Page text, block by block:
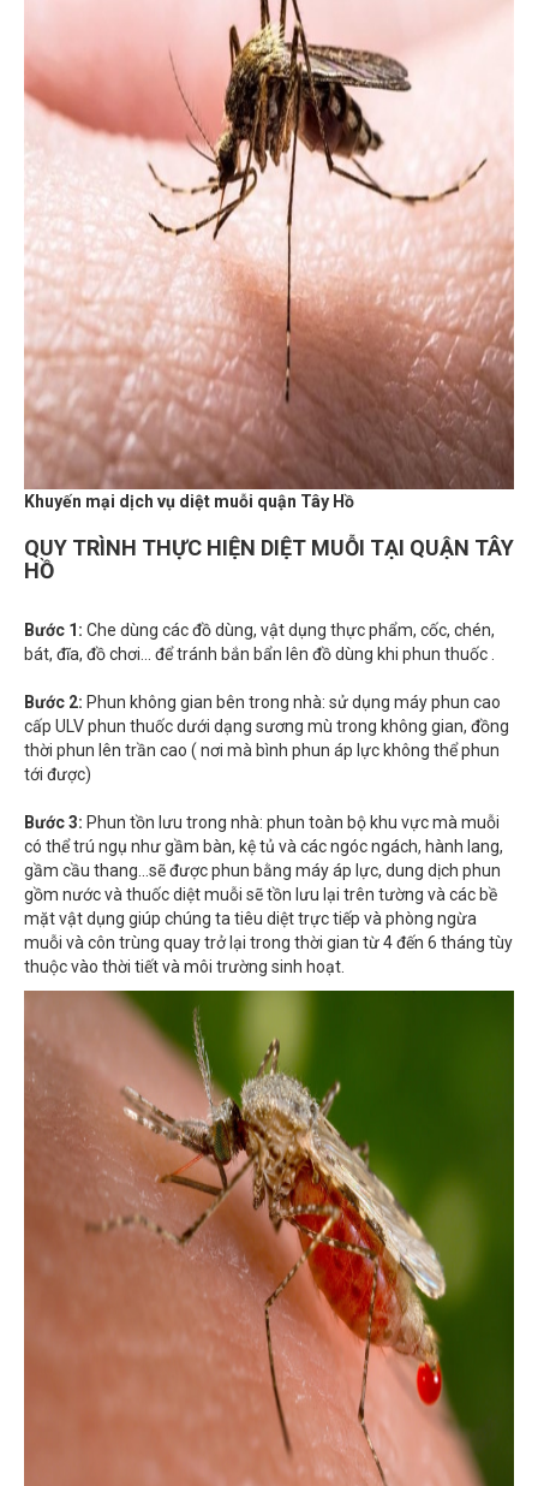
Khuyến mại dịch vụ diệt muỗi quận Tây Hồ
QUY TRÌNH THỰC HIỆN DIỆT MUỖI TẠI QUẬN TÂY
HỒ
bát, đĩa, đồ chơi... để tránh bắn bẩn lên đồ dùng khi phun thuốc .
cấp ULV phun thuốc dưới dạng sương mù trong không gian, đồng
thời phun lên trần cao ( nơi mà bình phun áp lực không thể phun
tới được)
có thể trú ngụ như gầm bàn, kệ tủ và các ngóc ngách, hành lang,
gầm cầu thang...sẽ được phun bằng máy áp lực, dung dịch phun
gồm nước và thuốc diệt muỗi sẽ tồn lưu lại trên tường và các bề
mặt vật dụng giúp chúng ta tiêu diệt trực tiếp và phòng ngừa
muỗi và côn trùng quay trở lại trong thời gian từ 4 đến 6 tháng tùy
thuộc vào thời tiết và môi trường sinh hoạt.